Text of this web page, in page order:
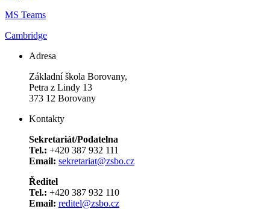
MS Teams
Cambridge
Adresa
Základní škola Borovany,
Petra z Lindy 13
373 12 Borovany
Kontakty
Sekretariát/Podatelna
Tel.: +420 387 932 111
Email: sekretariat@zsbo.cz
Ředitel
Tel.: +420 387 932 110
Email: reditel@zsbo.cz